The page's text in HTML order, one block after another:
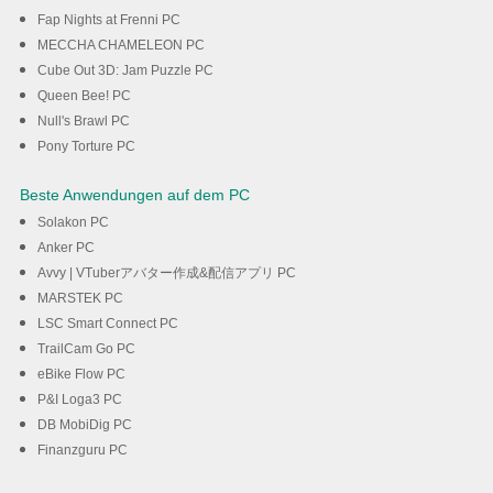
Fap Nights at Frenni PC
MECCHA CHAMELEON PC
Cube Out 3D: Jam Puzzle PC
Queen Bee! PC
Null's Brawl PC
Pony Torture PC
Beste Anwendungen auf dem PC
Solakon PC
Anker PC
Avvy | VTuberアバター作成&配信アプリ PC
MARSTEK PC
LSC Smart Connect PC
TrailCam Go PC
eBike Flow PC
P&I Loga3 PC
DB MobiDig PC
Finanzguru PC